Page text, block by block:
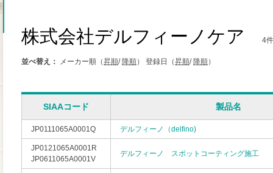
株式会社デルフィーノケア 4
並べ替え： メーカー順（昇順/ 降順） 登録日（昇順/ 降順）
SIAAコード 製品名
JP0111065A0001Q デルフィーノ（delfino)
JP0121065A0001R
JP0611065A0001V
デルフィーノ スポットコーティング施工